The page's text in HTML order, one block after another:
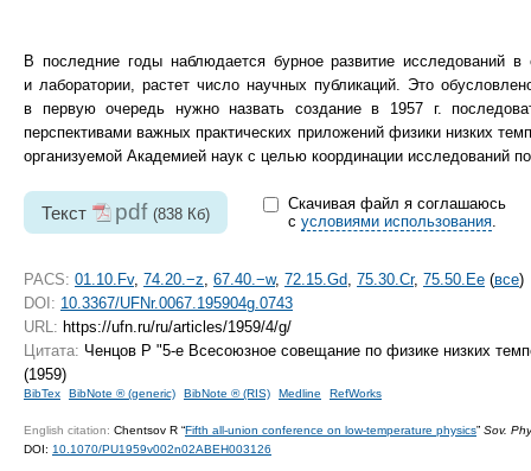
В последние годы наблюдается бурное развитие исследований
и лаборатории, растет число научных публикаций. Это
в первую очередь нужно назвать создание в 1957 г.
перспективами важных практических приложений физики низких
организуемой Академией наук с целью координации исследований
Текст pdf (838 Кб)
Скачивая файл я соглашаюсь
с условиями использования.
PACS: 01.10.Fv, 74.20.−z 67.40.−w, 72.15.Gd 75.30.Cr, 75.50.Ee (все)
DOI: 10.3367/UFNr.0067.195904g.0743
URL: https://ufn.ru/ru/articles/1959/4/g/
Цитата: Ченцов Р "5-е Всесоюзное совещание по физике низких
(1959)
BibTex BibNote ® (generic) BibNote ® (RIS) Medline RefWorks
English citation: Chentsov R “Fifth all-union conference on low-temperature physics” Sov.
DOI: 10.1070/PU1959v002n02ABEH003126